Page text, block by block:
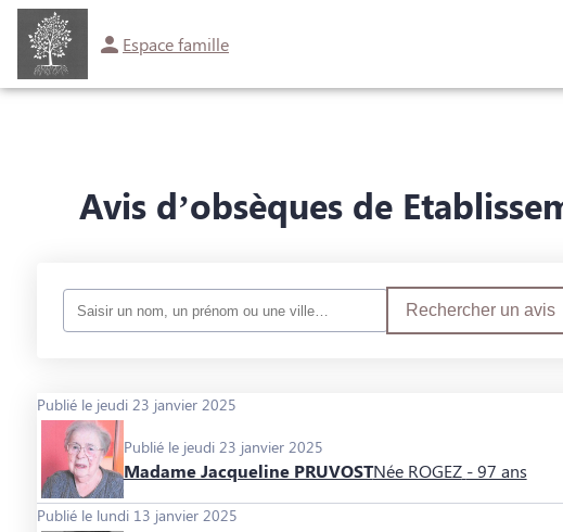
Espace famille
NOS SERVICES NOTRE AGENCE
Avis d’obsèques de
Rechercher un avis
Publié le jeudi 23 janvier 2025
Publié le jeudi 23 janvier 2025
Madame Jacqueline PRUVOSTNée ROGEZ - 97 ans
Publié le lundi 13 janvier 2025